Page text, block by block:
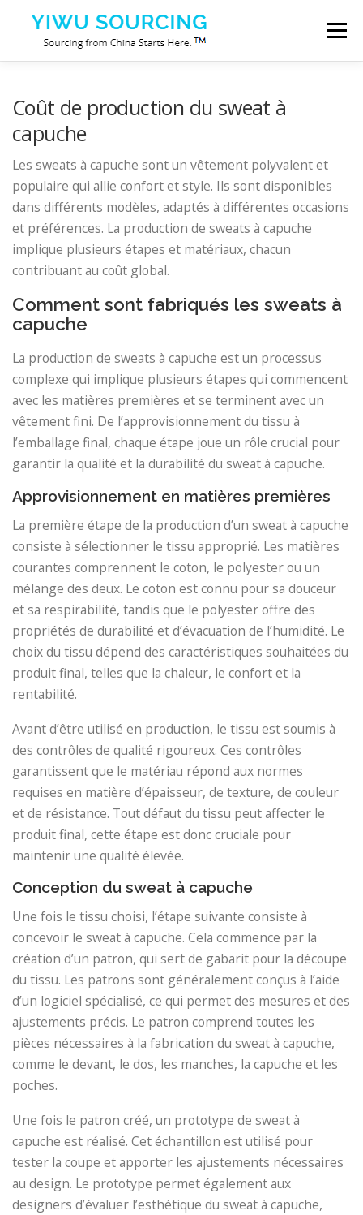
Aller au contenu
Menu
Coût de production du sweat à
capuche
Les sweats à capuche sont un vêtement polyvalent et
populaire qui allie confort et style. Ils sont disponibles
dans différents modèles, adaptés à différentes occasions
et préférences. La production de sweats à capuche
implique plusieurs étapes et matériaux, chacun
contribuant au coût global.
Comment sont fabriqués les sweats à
capuche
La production de sweats à capuche est un processus
complexe qui implique plusieurs étapes qui commencent
avec les matières premières et se terminent avec un
vêtement fini. De l’approvisionnement du tissu à
l’emballage final, chaque étape joue un rôle crucial pour
garantir la qualité et la durabilité du sweat à capuche.
Approvisionnement en matières premières
La première étape de la production d’un sweat à capuche
consiste à sélectionner le tissu approprié. Les matières
courantes comprennent le coton, le polyester ou un
mélange des deux. Le coton est connu pour sa douceur
et sa respirabilité, tandis que le polyester offre des
propriétés de durabilité et d’évacuation de l’humidité. Le
choix du tissu dépend des caractéristiques souhaitées du
produit final, telles que la chaleur, le confort et la
rentabilité.
Avant d’être utilisé en production, le tissu est soumis à
des contrôles de qualité rigoureux. Ces contrôles
garantissent que le matériau répond aux normes
requises en matière d’épaisseur, de texture, de couleur
et de résistance. Tout défaut du tissu peut affecter le
produit final, cette étape est donc cruciale pour
maintenir une qualité élevée.
Conception du sweat à capuche
Une fois le tissu choisi, l’étape suivante consiste à
concevoir le sweat à capuche. Cela commence par la
création d’un patron, qui sert de gabarit pour la découpe
du tissu. Les patrons sont généralement conçus à l’aide
d’un logiciel spécialisé, ce qui permet des mesures et des
ajustements précis. Le patron comprend toutes les
pièces nécessaires à la fabrication du sweat à capuche,
comme le devant, le dos, les manches, la capuche et les
poches.
Une fois le patron créé, un prototype de sweat à
capuche est réalisé. Cet échantillon est utilisé pour
tester la coupe et apporter les ajustements nécessaires
au design. Le prototype permet également aux
designers d’évaluer l’esthétique du sweat à capuche,